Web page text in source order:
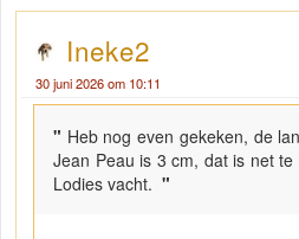
Ineke2
30 juni 2026 om 10:11
" Heb nog even gekeken, de
Jean Peau is 3 cm, dat is net te
Lodies vacht. "